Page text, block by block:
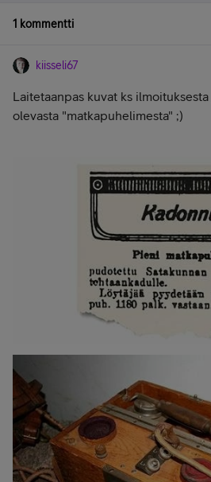
1 kommentti
kiisseli67
Laitetaanpas kuvat ks
olevasta "matkapuhelimesta" ;)